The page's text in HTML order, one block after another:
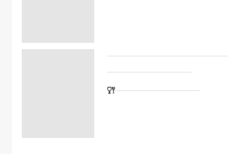
Сетевые отели Египта